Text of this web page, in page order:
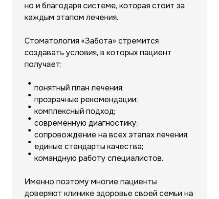
но и благодаря системе, которая стоит за
каждым этапом лечения.
Стоматология «Забота» стремится
создавать условия, в которых пациент
получает:
понятный план лечения;
прозрачные рекомендации;
комплексный подход;
современную диагностику;
сопровождение на всех этапах лечения;
единые стандарты качества;
командную работу специалистов.
Именно поэтому многие пациенты
доверяют клинике здоровье своей семьи на